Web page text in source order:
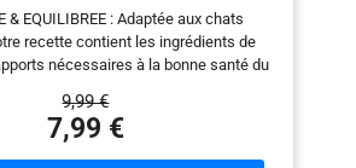
& EQUILIBREE : Adaptée aux chats
recette contient les ingrédients de
nécessaires à la bonne santé du
vitamines A, D et E MAINTIEN
ET EN BONNE SANTE : IAMS au
chats adultes stérilisés à partir d’1 an
9,99 €
7,99 €